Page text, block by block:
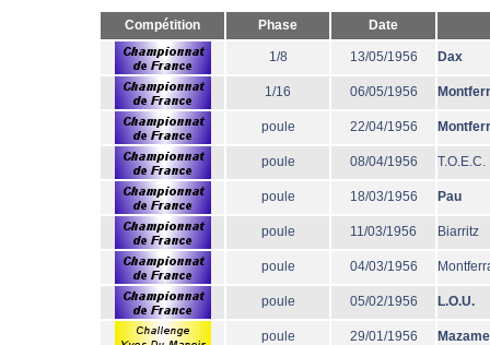
Compétition Phase Date
1/8 13/05/1956 Dax
1/16 06/05/1956
poule 22/04/1956
poule 08/04/1956 T.O.E.C.
poule 18/03/1956 Pau
poule 11/03/1956 Biarritz
poule 04/03/1956
poule 05/02/1956 L.O.U.
poule 29/01/1956